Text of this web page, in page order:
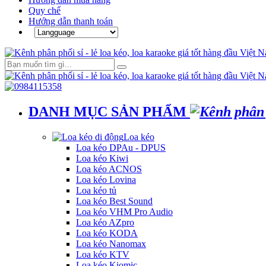
Quy chế
Hướng dẫn thanh toán
DANH MỤC SẢN PHẨM
Loa kéo
Loa kéo DPAu - DPUS
Loa kéo Kiwi
Loa kéo ACNOS
Loa kéo Lovina
Loa kéo tủ
Loa kéo Best Sound
Loa kéo VHM Pro Audio
Loa kéo AZpro
Loa kéo KODA
Loa kéo Nanomax
Loa kéo KTV